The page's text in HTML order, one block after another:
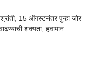
15 ऑगस्टनंतर पुन्हा जोर
शक्यता; हवामान